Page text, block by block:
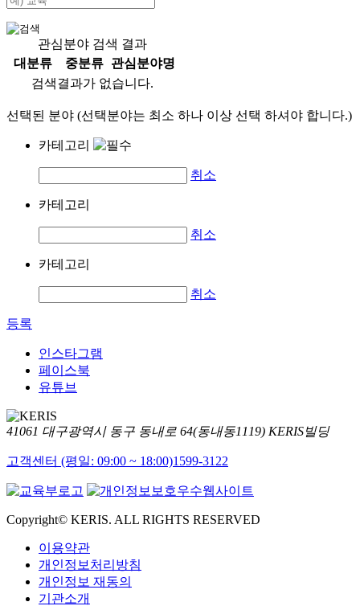
관심분야 검색 결과
대분류
중분류
관심분야명
검색결과가 없습니다.
선택된 분야 (선택분야는 최소 하나 이상 선택 하셔야 합니다.)
카테고리
취소
카테고리
취소
카테고리
취소
등록
인스타그램
페이스북
유튜브
41061 대구광역시 동구 동내로 64(동내동1119) KERIS빌딩
고객센터 (평일: 09:00 ~ 18:00)1599-3122
Copyright© KERIS. ALL RIGHTS RESERVED
이용약관
개인정보처리방침
개인정보 재동의
기관소개